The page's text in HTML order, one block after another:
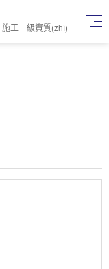
工一級資質(zhì)